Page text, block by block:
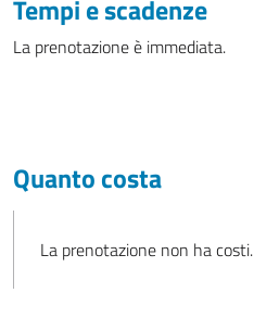
Tempi e scadenze
La prenotazione è immediata.
Quanto costa
La prenotazione non ha costi.